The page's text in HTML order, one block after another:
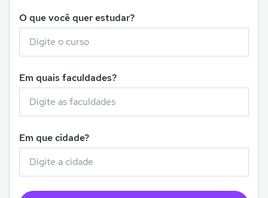
O que você quer estudar?
Em quais faculdades?
Em que cidade?